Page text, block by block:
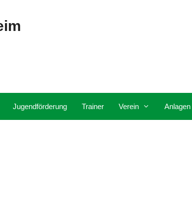
Jugendförderung Trainer Verein Anlagen